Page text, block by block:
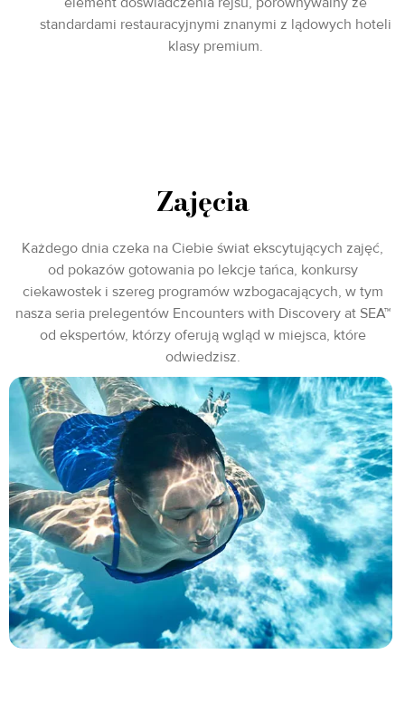
standardami restauracyjnymi znanymi z lądowych hoteli
klasy premium.
Zajęcia
Każdego dnia czeka na Ciebie świat ekscytujących zajęć,
od pokazów gotowania po lekcje tańca, konkursy
ciekawostek i szereg programów wzbogacających, w tym
nasza seria prelegentów Encounters with Discovery at SEA™
od ekspertów, którzy oferują wgląd w miejsca, które
odwiedzisz.